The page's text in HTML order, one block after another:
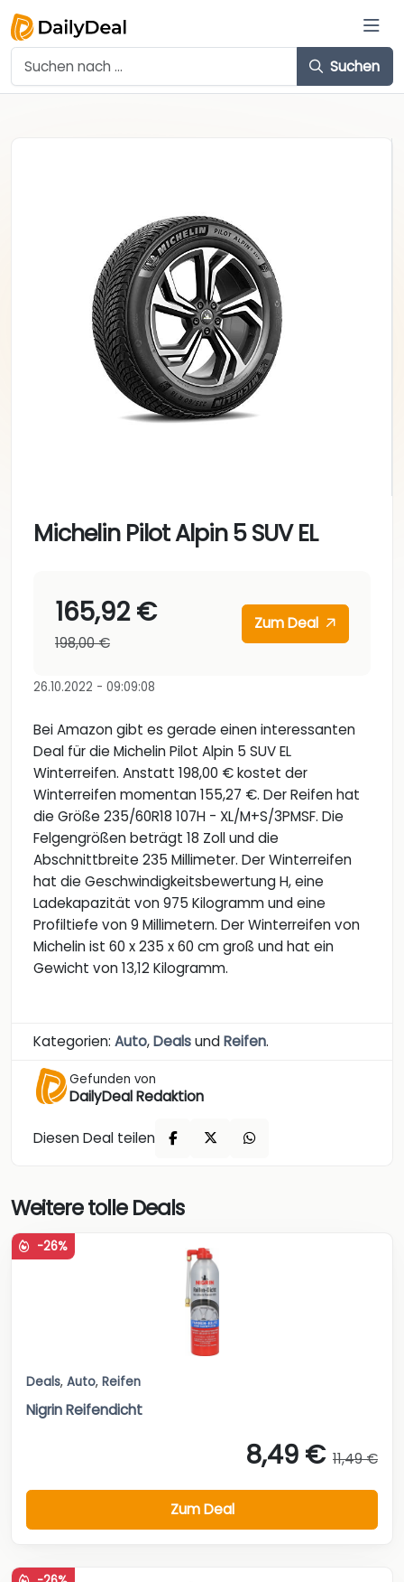
Suchen
Michelin Pilot Alpin 5 SUV EL
165,92 €
198,00 €
Zum Deal
26.10.2022 - 09:09:08
Bei Amazon gibt es gerade einen interessanten
Deal für die Michelin Pilot Alpin 5 SUV EL
Winterreifen. Anstatt 198,00 € kostet der
Winterreifen momentan 155,27 €. Der Reifen hat
die Größe 235/60R18 107H - XL/M+S/3PMSF. Die
Felgengrößen beträgt 18 Zoll und die
Abschnittbreite 235 Millimeter. Der Winterreifen
hat die Geschwindigkeitsbewertung H, eine
Ladekapazität von 975 Kilogramm und eine
Profiltiefe von 9 Millimetern. Der Winterreifen von
Michelin ist ‎60 x 235 x 60 cm groß und hat ein
Gewicht von 13,12 Kilogramm.
Kategorien: Auto,DealsundReifen.
Gefunden von
DailyDeal Redaktion
Diesen Deal teilen
Weitere tolle Deals
-26%
Deals, Auto, Reifen
Nigrin Reifendicht
8,49 € 11,49 €
Zum Deal